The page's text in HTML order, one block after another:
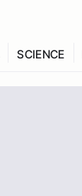
SCIENCE